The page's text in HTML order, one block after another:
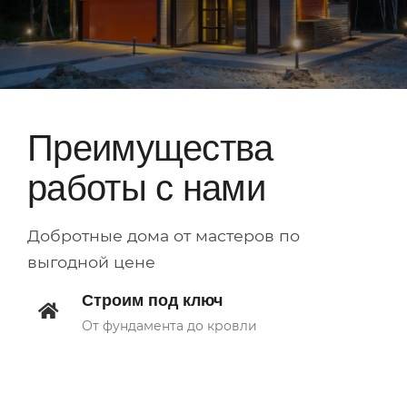
Преимущества
работы с нами
Добротные дома от мастеров по
выгодной цене
Строим под ключ
От фундамента до кровли